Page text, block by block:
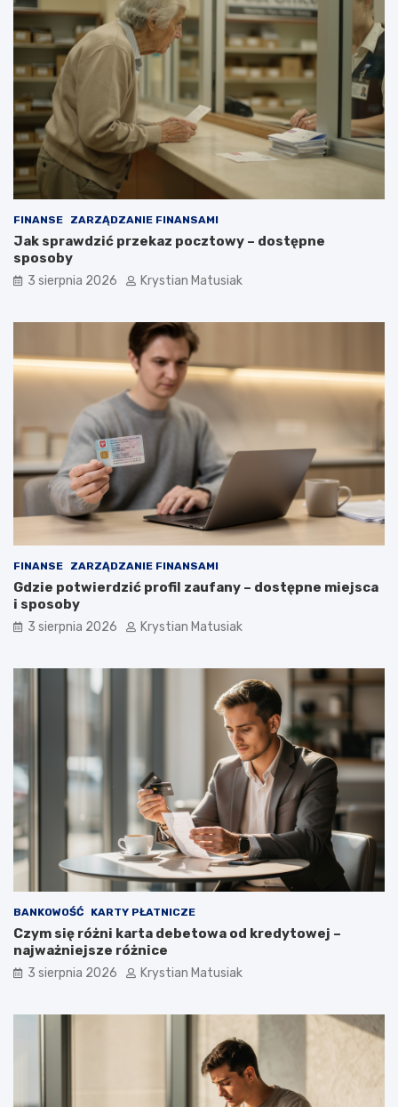
FINANSE ZARZĄDZANIE FINANSAMI
Jak sprawdzić przekaz pocztowy – dostępne
sposoby
3 sierpnia 2026 Krystian Matusiak
FINANSE ZARZĄDZANIE FINANSAMI
Gdzie potwierdzić profil zaufany – dostępne miejsca
i sposoby
3 sierpnia 2026 Krystian Matusiak
BANKOWOŚĆ KARTY PŁATNICZE
Czym się różni karta debetowa od kredytowej –
najważniejsze różnice
3 sierpnia 2026 Krystian Matusiak